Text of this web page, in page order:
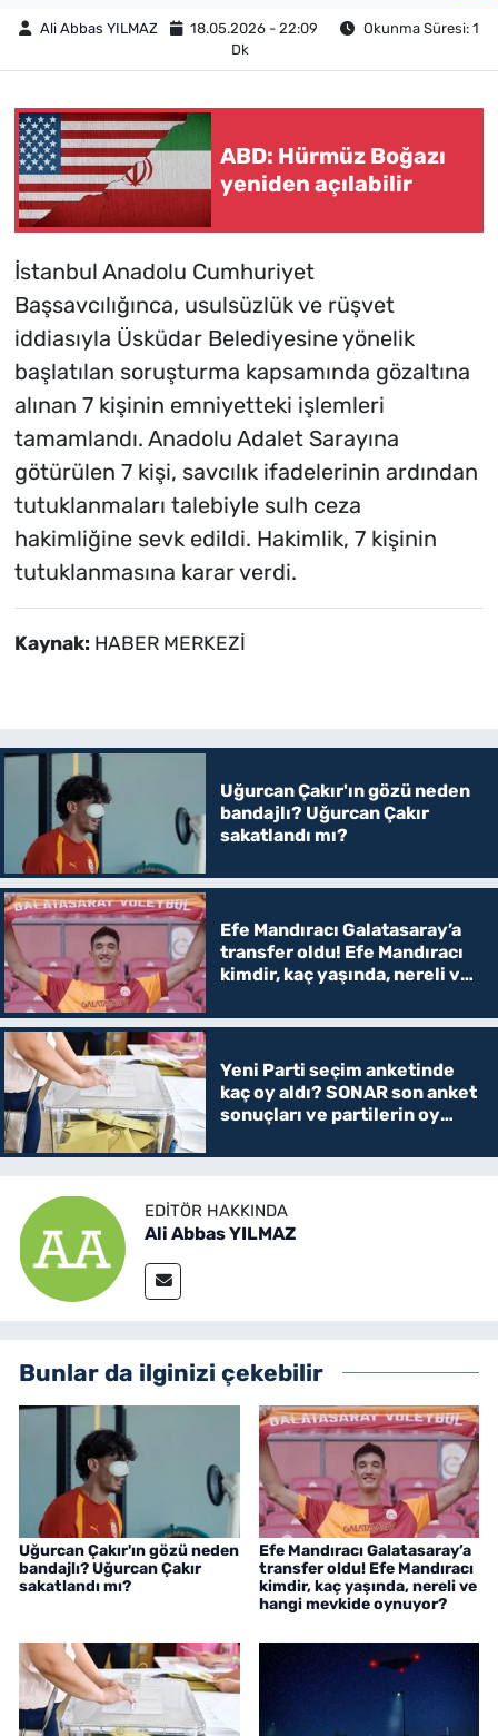
Ali Abbas YILMAZ 18.05.2026 - 22:09
Okunma Süresi: 1
Dk
ABD: Hürmüz Boğazı
yeniden açılabilir
İstanbul Anadolu Cumhuriyet
Başsavcılığınca, usulsüzlük ve rüşvet
iddiasıyla Üsküdar Belediyesine yönelik
başlatılan soruşturma kapsamında gözaltına
alınan 7 kişinin emniyetteki işlemleri
tamamlandı. Anadolu Adalet Sarayına
götürülen 7 kişi, savcılık ifadelerinin ardından
tutuklanmaları talebiyle sulh ceza
hakimliğine sevk edildi. Hakimlik, 7 kişinin
tutuklanmasına karar verdi.
Kaynak: HABER MERKEZİ
Uğurcan Çakır'ın gözü neden
bandajlı? Uğurcan Çakır
sakatlandı mı?
Efe Mandıracı Galatasaray’a
transfer oldu! Efe Mandıracı
kimdir, kaç yaşında, nereli ve
Yeni Parti seçim anketinde
kaç oy aldı? SONAR son anket
sonuçları ve partilerin oy
EDITÖR HAKKINDA
Ali Abbas YILMAZ
Bunlar da ilginizi çekebilir
Uğurcan Çakır'ın gözü neden
bandajlı? Uğurcan Çakır
sakatlandı mı?
Efe Mandıracı Galatasaray’a
transfer oldu! Efe Mandıracı
kimdir, kaç yaşında, nereli ve
hangi mevkide oynuyor?